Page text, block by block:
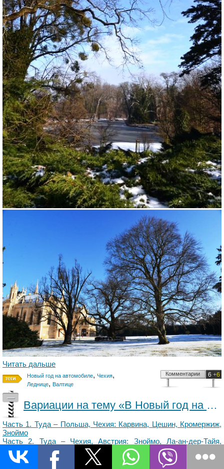
Читать дальше
Новый год на автомобиле, Чехия,
Леднице, Валтице
6 +6
Комментарии
—
Вариации на тему «В Новый год на автомобиле». Там – Вена (часть IV)
Часть 1. Туда – Польша, Чехия: Карвина, Цешин, Кромержиж,
Зноймо
Часть 2. Туда – Чехия, Австрия: Зноймо, Ла-ан-дер-Тайя,
Корнойбург
Часть 3. Там — Вена
Часть 5. Обратно – Чехия: Леднице, Валтице